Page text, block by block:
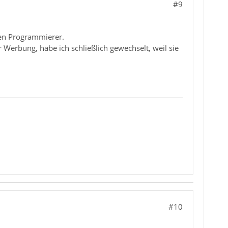
#9
Programmierer.
habe ich schließlich gewechselt, weil sie
#10